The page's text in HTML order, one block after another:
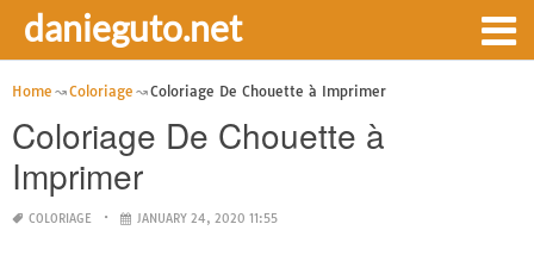
danieguto.net
Home Coloriage Coloriage De Chouette à Imprimer
Coloriage De Chouette à
Imprimer
COLORIAGE JANUARY 24, 2020 11:55